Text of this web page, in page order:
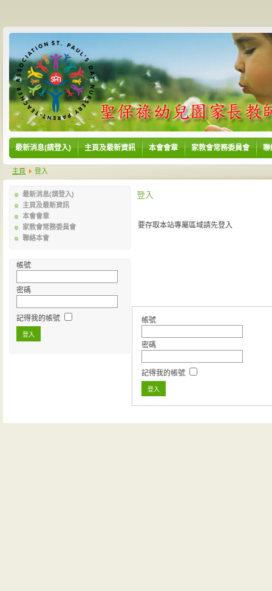
最新消息(請登入) 主頁及最新資訊 本會會章 家教會常務委員會 聯
主頁 登入
最新消息(請登入)
主頁及最新資訊
本會會章
家教會常務委員會
聯絡本會
帳號
密碼
記得我的帳號
登入
要存取本站專屬區域請先登入
帳號
密碼
記得我的帳號